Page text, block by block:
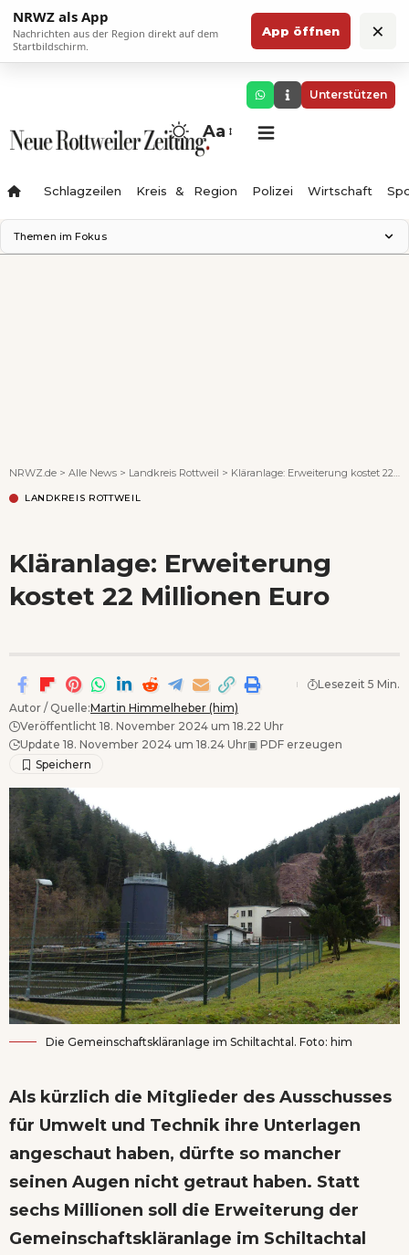
NRWZ als App
Nachrichten aus der Region direkt auf dem
Startbildschirm.
App öffnen ×
Unterstützen
Aa
Schlagzeilen Kreis & Region Polizei Wirtschaft
Themen im Fokus
NRWZ.de > Alle News > Landkreis Rottweil > Kläranlage: Erweiterung kostet 22 Millionen Euro
LANDKREIS ROTTWEIL
Kläranlage: Erweiterung
kostet 22 Millionen Euro
Autor / Quelle:Martin Himmelheber (him)
Veröffentlicht 18. November 2024 um 18.22 Uhr
Update 18. November 2024 um 18.24 Uhr▣ PDF erzeugen
Lesezeit 5 Min.
Die Gemeinschaftskläranlage im Schiltachtal. Foto: him
Als kürzlich die Mitglieder des Ausschusses
für Umwelt und Technik ihre Unterlagen
angeschaut haben, dürfte so mancher
seinen Augen nicht getraut haben. Statt
sechs Millionen soll die Erweiterung der
Gemeinschaftskläranlage im Schiltachtal